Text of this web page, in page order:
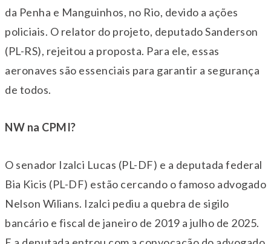
da Penha e Manguinhos, no Rio, devido a ações
policiais. O relator do projeto, deputado Sanderson
(PL-RS), rejeitou a proposta. Para ele, essas
aeronaves são essenciais para garantir a segurança
de todos.
NW na CPMI?
O senador Izalci Lucas (PL-DF) e a deputada federal
Bia Kicis (PL-DF) estão cercando o famoso advogado
Nelson Wilians. Izalci pediu a quebra de sigilo
bancário e fiscal de janeiro de 2019 a julho de 2025.